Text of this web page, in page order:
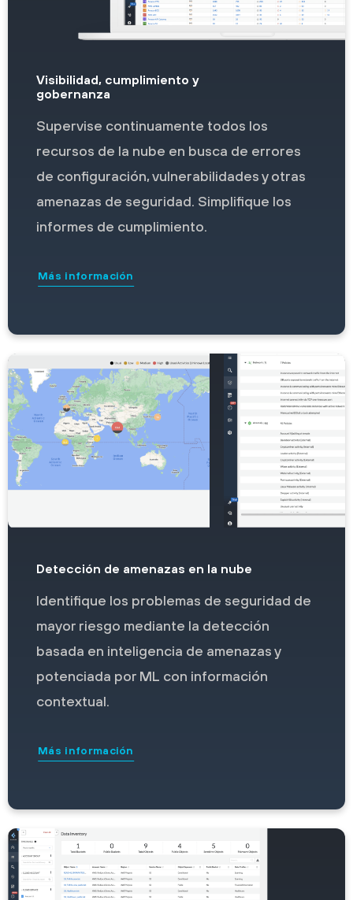
Visibilidad, cumplimiento y
gobernanza
Supervise continuamente todos los
recursos de la nube en busca de errores
de configuración, vulnerabilidades y otras
amenazas de seguridad. Simplifique los
informes de cumplimiento.
Más información
Detección de amenazas en la nube
Identifique los problemas de seguridad de
mayor riesgo mediante la detección
basada en inteligencia de amenazas y
potenciada por ML con información
contextual.
Más información